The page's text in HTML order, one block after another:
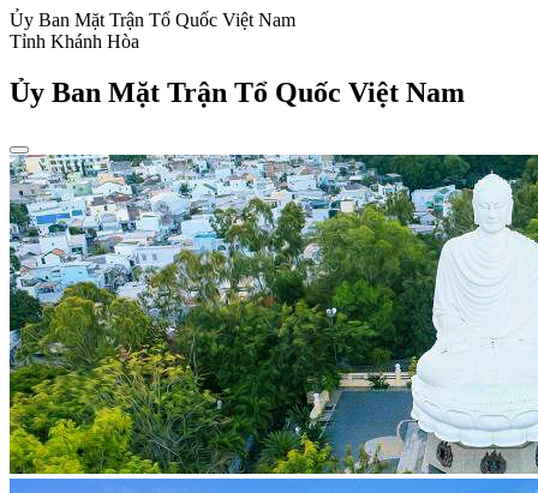
Ủy Ban Mặt Trận Tổ Quốc Việt Nam
Tỉnh Khánh Hòa
Ủy Ban Mặt Trận Tổ Quốc Việt Nam